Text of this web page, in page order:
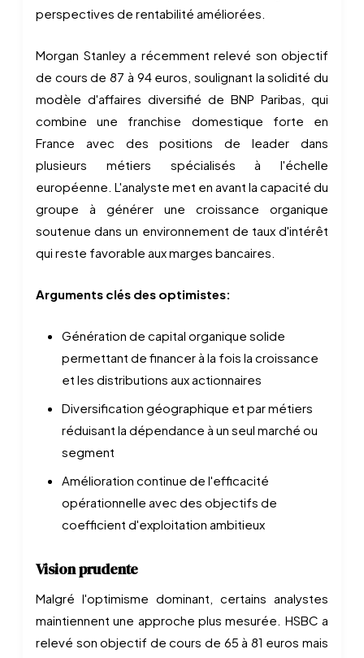
perspectives de rentabilité améliorées.
Morgan Stanley a récemment relevé son objectif
de cours de 87 à 94 euros, soulignant la solidité du
modèle d'affaires diversifié de BNP Paribas, qui
combine une franchise domestique forte en
France avec des positions de leader dans
plusieurs métiers spécialisés à l'échelle
européenne. L'analyste met en avant la capacité du
groupe à générer une croissance organique
soutenue dans un environnement de taux d'intérêt
qui reste favorable aux marges bancaires.
Arguments clés des optimistes:
Génération de capital organique solide
permettant de financer à la fois la croissance
et les distributions aux actionnaires
Diversification géographique et par métiers
réduisant la dépendance à un seul marché ou
segment
Amélioration continue de l'efficacité
opérationnelle avec des objectifs de
coefficient d'exploitation ambitieux
Vision prudente
Malgré l'optimisme dominant, certains analystes
maintiennent une approche plus mesurée. HSBC a
relevé son objectif de cours de 65 à 81 euros mais